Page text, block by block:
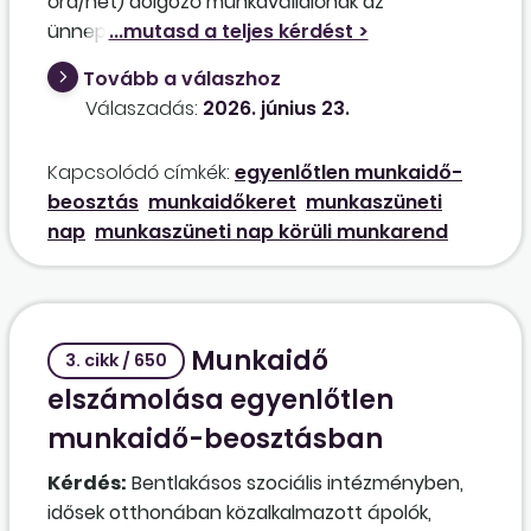
ünnepnapot is magában foglaló hét során az
ünnepnapok számával kevesebbet kell
dolgoznia, akkor hatnapos munkahét esetén
(áthelyezett munkanap miatt) pedig ugyanúgy
Ünnepnap esetén a havi beosztható
óraszámot csökkentjük a hétköznapi
munkaszüneti napra eső napi munkaidővel. Ha
hatnapos a hét, akkor egy nappal növelni kell?
Tovább a válaszhoz
Válaszadás: 2026. június 23.
Kapcsolódó címkék: egyenlőtlen munkaidő-
beosztás munkaidőkeret munkaszüneti
nap munkaszüneti nap körüli munkarend
3. cikk / 650
Munkaidő
elszámolása egyenlőtlen
munkaidő-beosztásban
Kérdés: Bentlakásos szociális intézményben,
idősek otthonában közalkalmazott ápolók,